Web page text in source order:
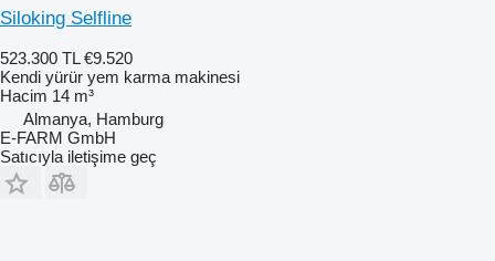
Siloking Selfline
523.300 TL €9.520
Kendi yürür yem karma makinesi
Hacim 14 m³
Almanya, Hamburg
E-FARM GmbH
Satıcıyla iletişime geç